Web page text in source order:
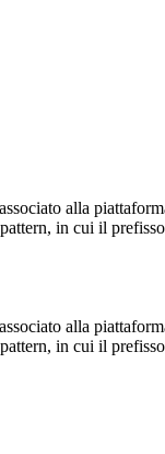
alla
in cui il
alla
in cui il